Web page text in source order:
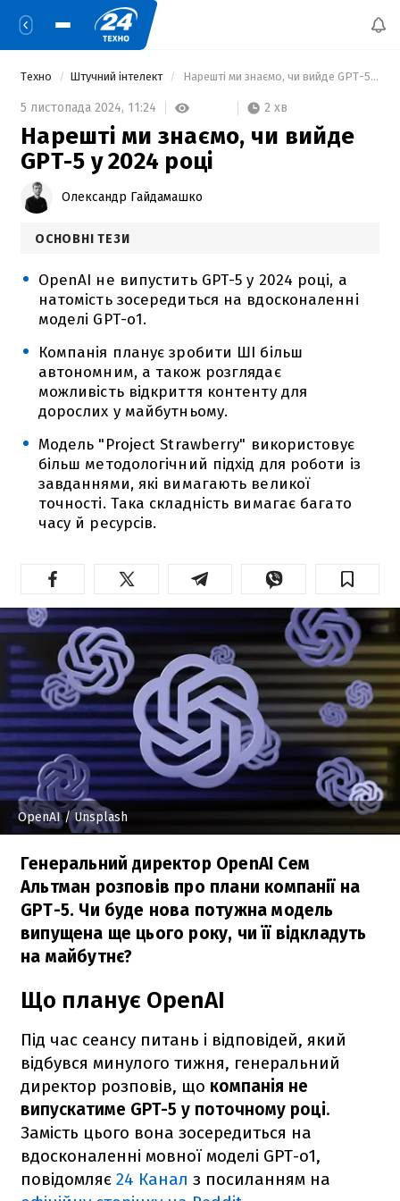
Техно Штучний інтелект Нарешті ми знаємо, чи вийде GPT-5 у 2024 році
5 листопада 2024, 11:24 2 хв
Нарешті ми знаємо, чи вийде
GPT-5 у 2024 році
Олександр Гайдамашко
ОСНОВНІ ТЕЗИ
OpenAI не випустить GPT-5 у 2024 році, а
натомість зосередиться на вдосконаленні
моделі GPT-o1.
Компанія планує зробити ШІ більш
автономним, а також розглядає
можливість відкриття контенту для
дорослих у майбутньому.
Модель "Project Strawberry" використовує
більш методологічний підхід для роботи із
завданнями, які вимагають великої
точності. Така складність вимагає багато
часу й ресурсів.
OpenAI/ Unsplash
Генеральний директор OpenAI Сем
Альтман розповів про плани компанії на
GPT-5. Чи буде нова потужна модель
випущена ще цього року, чи її відкладуть
на майбутнє?
Що планує OpenAI
Під час сеансу питань і відповідей, який
відбувся минулого тижня, генеральний
директор розповів, що компанія не
випускатиме GPT-5 у поточному році.
Замість цього вона зосередиться на
вдосконаленні мовної моделі GPT-o1,
повідомляє 24 Канал з посиланням на